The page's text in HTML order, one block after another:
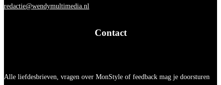
redactie@wendymultimedia.nl
Contact
Alle liefdesbrieven, vragen over MonStyle of feedback mag je doorsturen